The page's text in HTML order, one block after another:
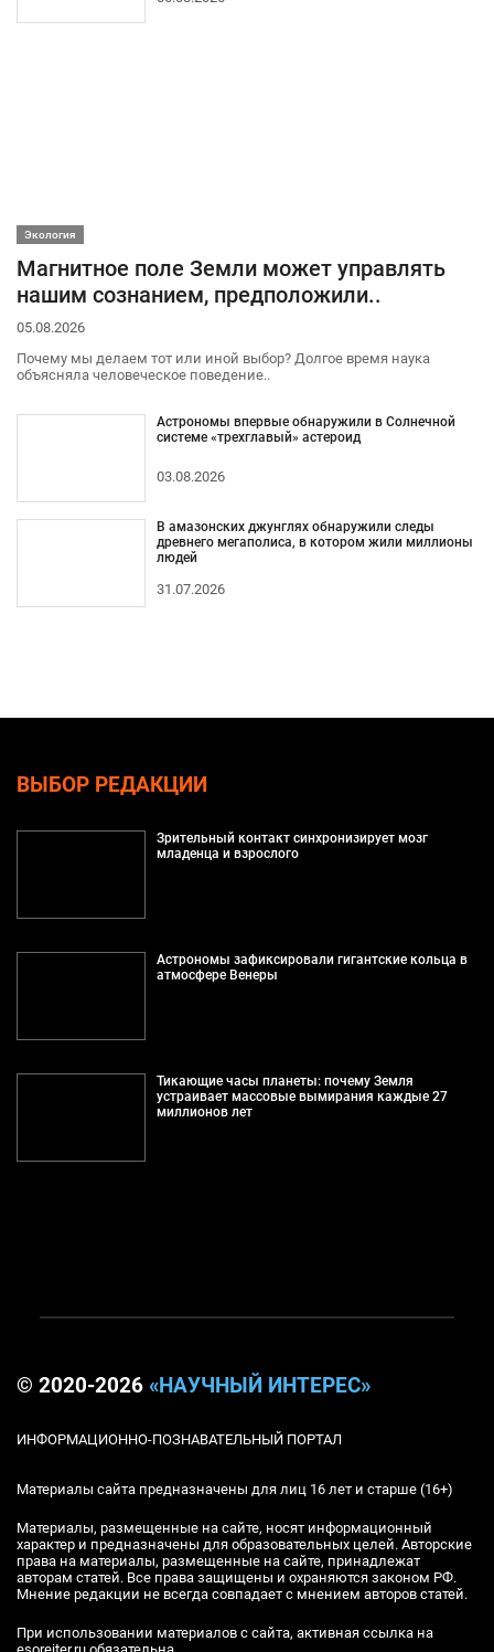
Экология
Магнитное поле Земли может управлять
нашим сознанием, предположили..
05.08.2026
Почему мы делаем тот или иной выбор? Долгое время наука
объясняла человеческое поведение..
Астрономы впервые обнаружили в Солнечной
системе «трехглавый» астероид
03.08.2026
В амазонских джунглях обнаружили следы
древнего мегаполиса, в котором жили миллионы
людей
31.07.2026
ВЫБОР РЕДАКЦИИ
Зрительный контакт синхронизирует мозг
младенца и взрослого
Астрономы зафиксировали гигантские кольца в
атмосфере Венеры
Тикающие часы планеты: почему Земля
устраивает массовые вымирания каждые 27
миллионов лет
© 2020-2026 «НАУЧНЫЙ ИНТЕРЕС»
ИНФОРМАЦИОННО-ПОЗНАВАТЕЛЬНЫЙ ПОРТАЛ
Материалы сайта предназначены для лиц 16 лет и старше (16+)
Материалы, размещенные на сайте, носят информационный
характер и предназначены для образовательных целей. Авторские
права на материалы, размещенные на сайте, принадлежат
авторам статей. Все права защищены и охраняются законом РФ.
Мнение редакции не всегда совпадает с мнением авторов статей.
При использовании материалов с сайта, активная ссылка на